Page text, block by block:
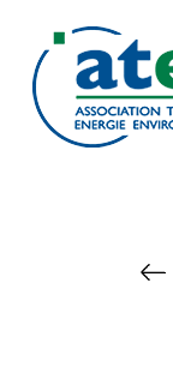
contenu
principal